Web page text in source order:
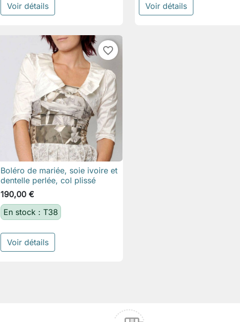
Voir détails Voir détails
favorite_border
 Aperçu rapide
Boléro de mariée, soie ivoire et
dentelle perlée, col plissé
190,00 €
En stock : T38
Voir détails